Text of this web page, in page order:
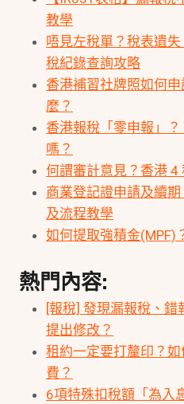
教學
唔見左稅單？稅表遺
稅紀錄查詢攻略
香港補習社牌照如何
麼？
香港報稅「零申報」
嗎？
何謂審計意見？香港 4
商業登記證申請及續
及流程教學
如何提取強積金(MPF)
熱門內容:
[報稅] 發現漏報稅、
提出修改？
租約一定要打釐印？
費？
6項特殊扣稅額「為入